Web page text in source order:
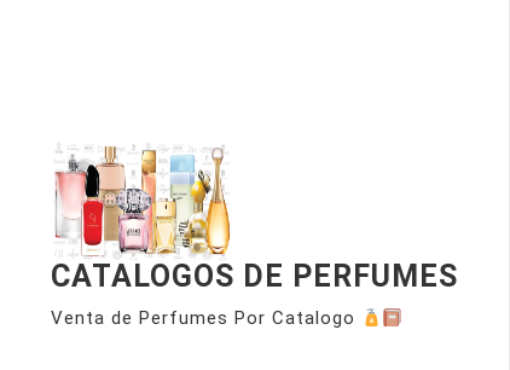
CATALOGOS DE PERFUMES
Venta de Perfumes Por Catalogo